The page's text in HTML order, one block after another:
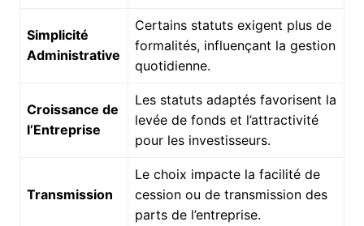
Simplicité
Administrative
Certains statuts exigent plus de
formalités, influençant la gestion
quotidienne.
Croissance de
l’Entreprise
Les statuts adaptés favorisent la
levée de fonds et l’attractivité
pour les investisseurs.
Transmission
Le choix impacte la facilité de
cession ou de transmission des
parts de l’entreprise.